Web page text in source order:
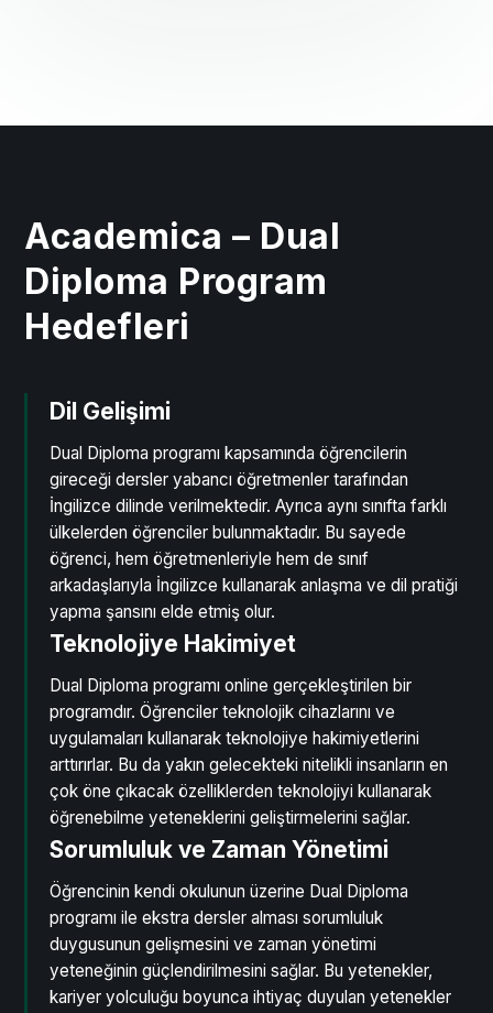
Academica – Dual
Diploma Program
Hedefleri
Dil Gelişimi
Dual Diploma programı kapsamında öğrencilerin
gireceği dersler yabancı öğretmenler tarafından
İngilizce dilinde verilmektedir. Ayrıca aynı sınıfta farklı
ülkelerden öğrenciler bulunmaktadır. Bu sayede
öğrenci, hem öğretmenleriyle hem de sınıf
arkadaşlarıyla İngilizce kullanarak anlaşma ve dil pratiği
yapma şansını elde etmiş olur.
Teknolojiye Hakimiyet
Dual Diploma programı online gerçekleştirilen bir
programdır. Öğrenciler teknolojik cihazlarını ve
uygulamaları kullanarak teknolojiye hakimiyetlerini
arttırırlar. Bu da yakın gelecekteki nitelikli insanların en
çok öne çıkacak özelliklerden teknolojiyi kullanarak
öğrenebilme yeteneklerini geliştirmelerini sağlar.
Sorumluluk ve Zaman Yönetimi
Öğrencinin kendi okulunun üzerine Dual Diploma
programı ile ekstra dersler alması sorumluluk
duygusunun gelişmesini ve zaman yönetimi
yeteneğinin güçlendirilmesini sağlar. Bu yetenekler,
kariyer yolculuğu boyunca ihtiyaç duyulan yetenekler